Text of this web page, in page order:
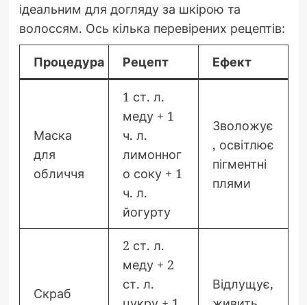
ідеальним для догляду за шкірою та
волоссям. Ось кілька перевірених рецептів:
Процедура Рецепт Ефект
Маска
для
обличчя
1 ст. л.
меду + 1
ч. л.
лимонног
о соку + 1
ч. л.
йогурту
Зволожує
, освітлює
пігментні
плями
Скраб
2 ст. л.
меду + 2
ст. л.
Відлущує,